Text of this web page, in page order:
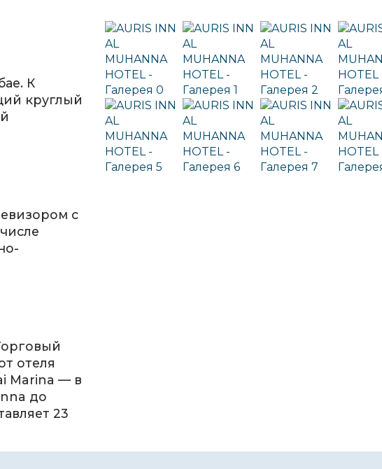
К
круглый
с
отеля
Marina — в
до
23